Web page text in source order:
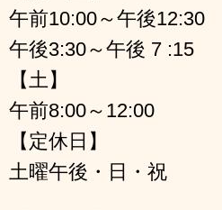
午前10:00～午後12:30
午後3:30～午後 7 :15
【土】
午前8:00～12:00
【定休日】
土曜午後・日・祝